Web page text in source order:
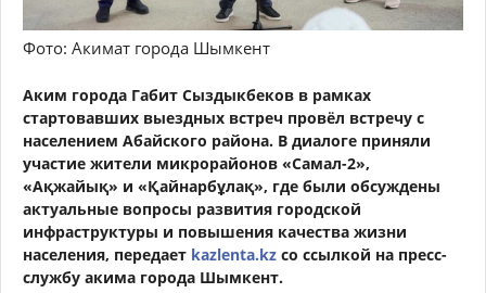
Фото: Акимат города Шымкент
Аким города Габит Сыздыкбеков в рамках
стартовавших выездных встреч провёл встречу с
населением Абайского района. В диалоге приняли
участие жители микрорайонов «Самал-2»,
«Ақжайық» и «Қайнарбұлақ», где были обсуждены
актуальные вопросы развития городской
инфраструктуры и повышения качества жизни
населения, передает kazlenta.kz со ссылкой на пресс-
службу акима города Шымкент.